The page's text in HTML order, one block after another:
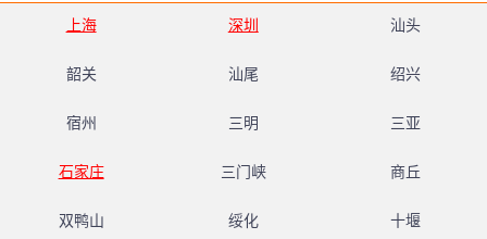
上海 深圳 汕头
韶关 汕尾 绍兴
宿州 三明 三亚
石家庄 三门峡 商丘
双鸭山 绥化 十堰